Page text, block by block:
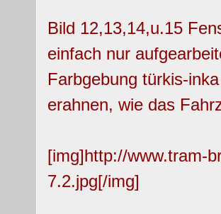
Bild 12,13,14,u.15
einfach nur
Farbgebung türkis-
erahnen, wie das
[img]http://www.tram-
7.2.jpg[/img]